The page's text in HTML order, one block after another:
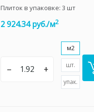
Плиток в упаковке: 3 шт
2 924.34 руб./м2
– +
м2
шт.
упак.